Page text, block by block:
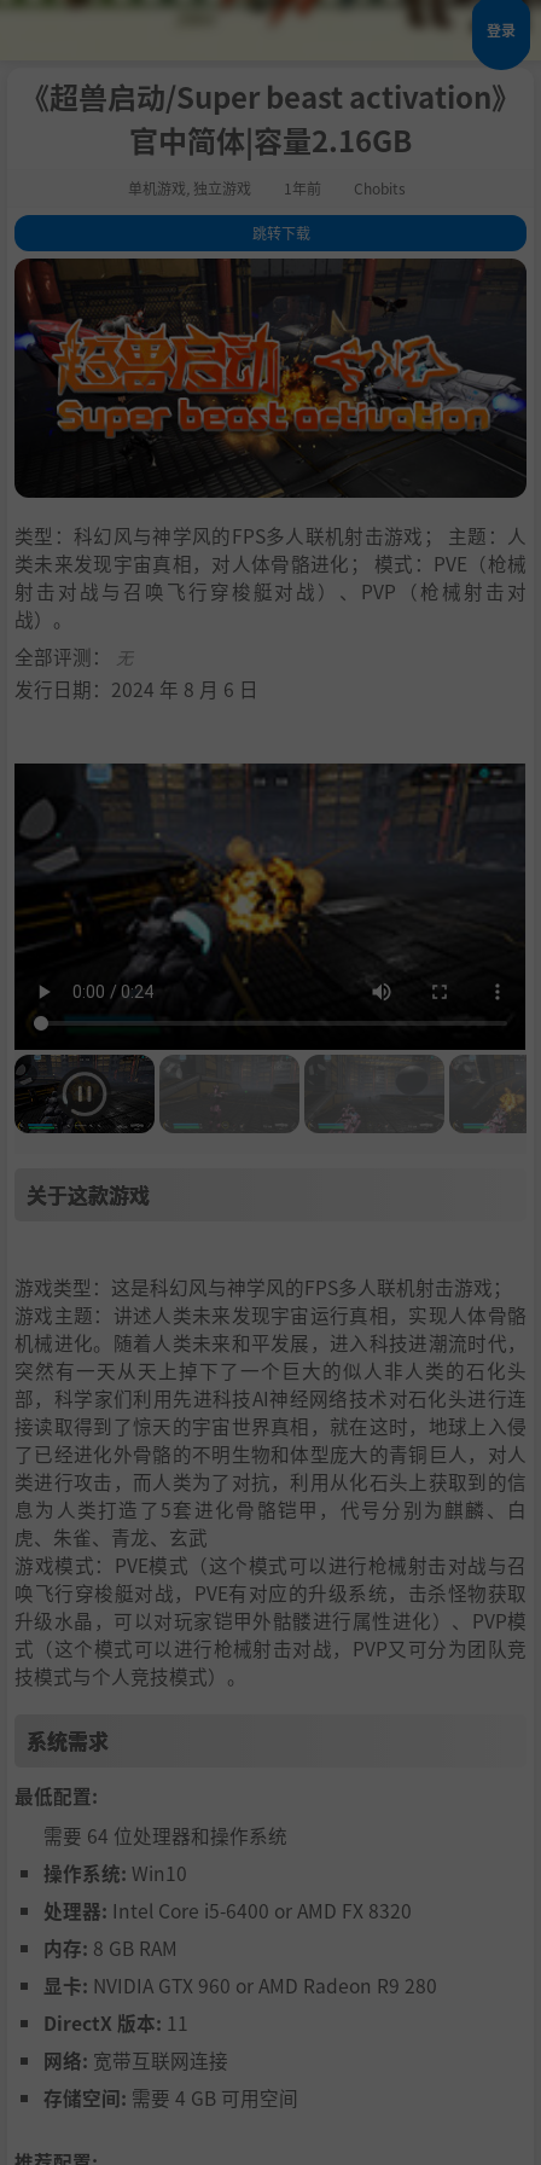
登录
《超兽启动/Super beast activation》
官中简体|容量2.16GB
单机游戏 独立游戏 1年前 Chobits
跳转下载
1.关于这款游戏
2 系统需求
3.支持作者
.学习
类型：科幻风与神学风的FPS多人联机射击游戏； 主题：人
类未来发现宇宙真相，对人体骨骼进化； 模式：PVE（枪械
射击对战与召唤飞行穿梭艇对战）、PVP（枪械射击对
战）。
全部评测：
无
发行日期：2024 年 8 月 6 日
关于这款游戏
游戏类型：这是科幻风与神学风的FPS多人联机射击游戏；
游戏主题：讲述人类未来发现宇宙运行真相，实现人体骨骼
机械进化。随着人类未来和平发展，进入科技进潮流时代，
突然有一天从天上掉下了一个巨大的似人非人类的石化头
部，科学家们利用先进科技AI神经网络技术对石化头进行连
接读取得到了惊天的宇宙世界真相，就在这时，地球上入侵
了已经进化外骨骼的不明生物和体型庞大的青铜巨人，对人
类进行攻击，而人类为了对抗，利用从化石头上获取到的信
息为人类打造了5套进化骨骼铠甲，代号分别为麒麟、白
虎、朱雀、青龙、玄武
游戏模式：PVE模式（这个模式可以进行枪械射击对战与召
唤飞行穿梭艇对战，PVE有对应的升级系统，击杀怪物获取
升级水晶，可以对玩家铠甲外骷髅进行属性进化）、PVP模
式（这个模式可以进行枪械射击对战，PVP又可分为团队竞
技模式与个人竞技模式）。
系统需求
最低配置:
需要 64 位处理器和操作系统
操作系统: Win10
处理器: Intel Core i5-6400 or AMD FX 8320
内存: 8 GB RAM
显卡: NVIDIA GTX 960 or AMD Radeon R9 280
DirectX 版本: 11
网络: 宽带互联网连接
存储空间: 需要 4 GB 可用空间